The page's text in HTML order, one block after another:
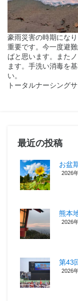
豪雨災害の時期にな
重要です。今一度避
ばと思います。また
ます。手洗い消毒を
い。
トータルナーシン
最近の投稿
お盆
2026
熊本
2026
第43
2026